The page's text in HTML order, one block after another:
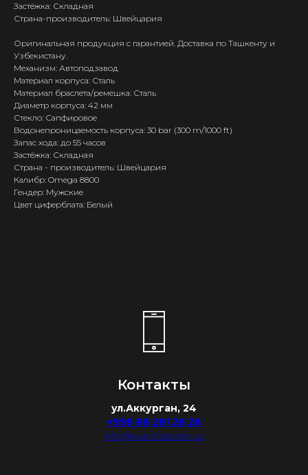
Застёжка: Складная
Страна-производитель: Швейцария
Оригинальная продукция с гарантией. Доставка по Ташкенту и
Узбекистану.
Механизм: Автоподзавод
Материал корпуса: Сталь
Материал браслета/ремешка: Сталь
Диаметр корпуса: 42 мм
Стекло: Сапфировое
Водонепроницаемость корпуса: 30 bar (300 m/1000 ft)
Запас хода: до 55 часов
Застёжка: Складная
Страна - производитель: Швейцария
Калибр: Omega 8800
Гендер: Мужские
Цвет циферблата: Белый
Контакты
ул.Аккурган, 24
+998 88 281 28 28
info@watchdealer.uz